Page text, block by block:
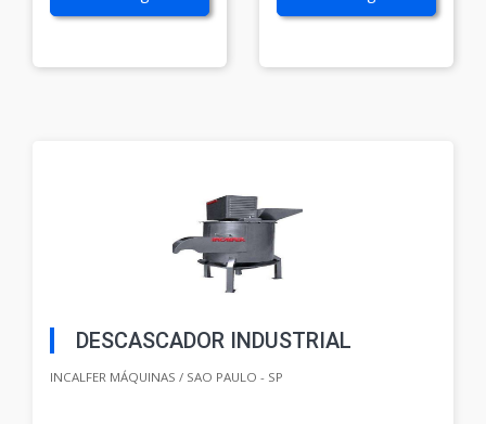
DESCASCADOR INDUSTRIAL
INCALFER MÁQUINAS / SAO PAULO - SP